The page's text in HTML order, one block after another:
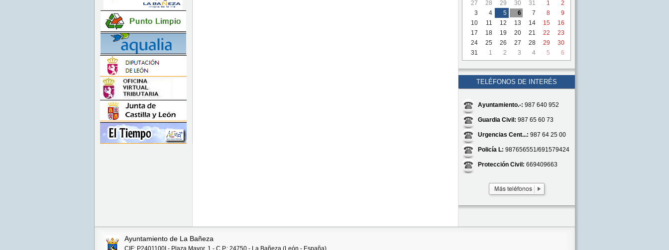
27
28 29 30 31 1
2
3
4 5 6 7 8
9
10
11 12 13 14 15
16
17
18 19 20 21 22
23
24
25 26 27 28 29
30
31
1 2 3 4 5 6
TELÉFONOS DE INTERÉS
Ayuntamiento.-: 987 640 952
Guardia Civil: 987 65 60 73
Urgencias Cent...: 987 64 25 00
Policía L: 987656551/691579424
Protección Civil: 669409663
Ayuntamiento de La Bañeza
CIF: P2401100I - Plaza Mayor, 1 - C.P.: 24750 - La Bañeza (León - España)